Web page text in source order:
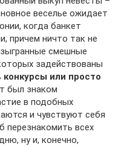
веселье ожидает
когда банкет
причем ничто так не
смешные
задействованы
конкурсы или просто
был знаком
в подобных
и чувствуют себя
перезнакомить всех
ну и, конечно,